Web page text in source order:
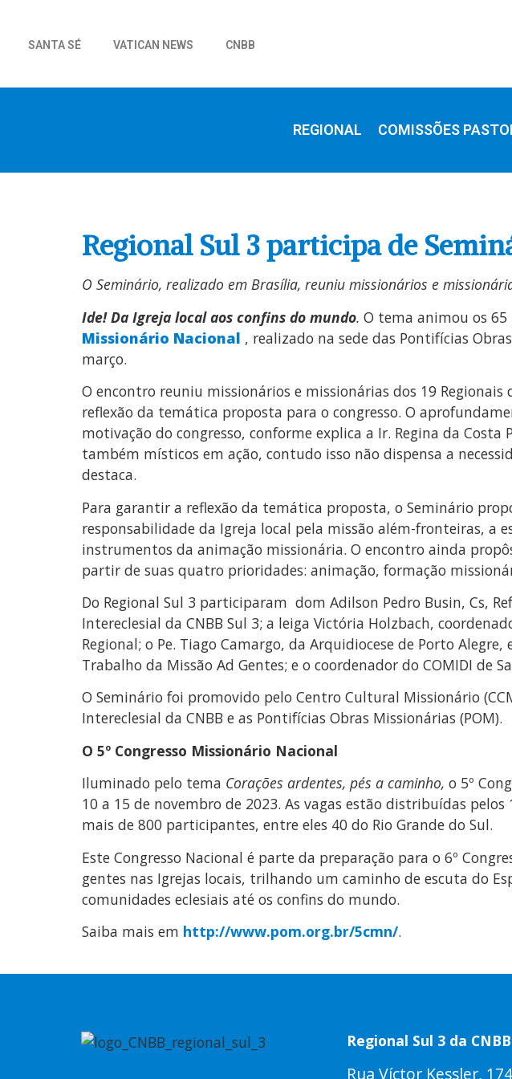
SANTA SÉ VATICAN NEWS CNBB
REGIONAL COMISSÕES
Regional Sul 3 participa de
O Seminário, realizado em Brasília, reuniu missionários e
Ide! Da Igreja local aos confins do mundo. O tema animou os
Missionário Nacional , realizado na sede das Pontifícias
março.
O encontro reuniu missionários e missionárias dos 19
reflexão da temática proposta para o congresso. O
motivação do congresso, conforme explica a Ir. Regina da
também místicos em ação, contudo isso não dispensa a
destaca.
Para garantir a reflexão da temática proposta, o Seminário
responsabilidade da Igreja local pela missão além-fronteiras, a
instrumentos da animação missionária. O encontro ainda
partir de suas quatro prioridades: animação, formação
Do Regional Sul 3 participaram dom Adilson Pedro Busin, Cs,
Intereclesial da CNBB Sul 3; a leiga Victória Holzbach,
Regional; o Pe. Tiago Camargo, da Arquidiocese de Porto
Trabalho da Missão Ad Gentes; e o coordenador do COMIDI de
O Seminário foi promovido pelo Centro Cultural Missionário
Intereclesial da CNBB e as Pontifícias Obras Missionárias (POM).
O 5º Congresso Missionário Nacional
Iluminado pelo tema Corações ardentes, pés a caminho, o 5º
10 a 15 de novembro de 2023. As vagas estão distribuídas
mais de 800 participantes, entre eles 40 do Rio Grande do Sul.
Este Congresso Nacional é parte da preparação para o 6º
gentes nas Igrejas locais, trilhando um caminho de escuta do
comunidades eclesiais até os confins do mundo.
Saiba mais em http://www.pom.org.br/5cmn/.
Regional Sul 3 da CNBB
Rua Víctor Kessler, 174